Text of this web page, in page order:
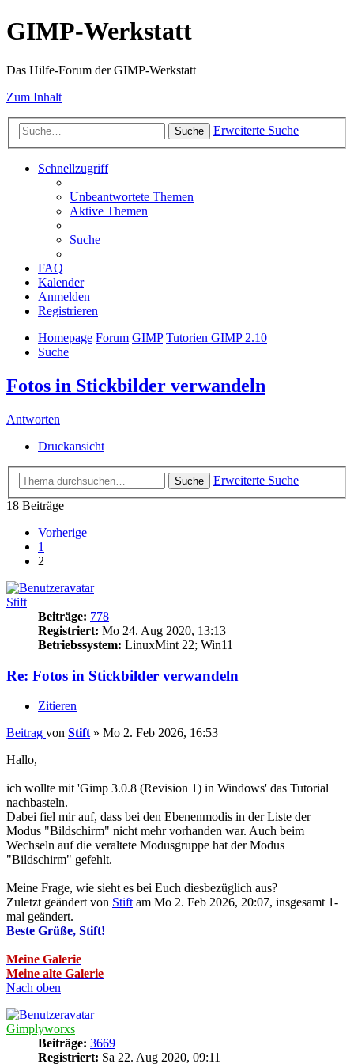
GIMP-Werkstatt
Das Hilfe-Forum der GIMP-Werkstatt
Zum Inhalt
Suche Erweiterte Suche
Schnellzugriff
Unbeantwortete Themen
Aktive Themen
Suche
FAQ
Kalender
Anmelden
Registrieren
Homepage Forum GIMP Tutorien GIMP 2.10
Suche
Fotos in Stickbilder verwandeln
Antworten
Druckansicht
Suche
Erweiterte Suche
18 Beiträge
Vorherige
1
2
Stift
Beiträge: 778
Registriert: Mo 24. Aug 2020, 13:13
Betriebssystem: LinuxMint 22; Win11
Re: Fotos in Stickbilder verwandeln
Zitieren
Beitrag von Stift » Mo 2. Feb 2026, 16:53
Hallo,
ich wollte mit 'Gimp 3.0.8 (Revision 1) in Windows' das Tutorial
nachbasteln.
Dabei fiel mir auf, dass bei den Ebenenmodis in der Liste der
Modus "Bildschirm" nicht mehr vorhanden war. Auch beim
Wechseln auf die veraltete Modusgruppe hat der Modus
"Bildschirm" gefehlt.
Meine Frage, wie sieht es bei Euch diesbezüglich aus?
Zuletzt geändert von Stift am Mo 2. Feb 2026, 20:07, insgesamt 1-
mal geändert.
Beste Grüße, Stift!
Meine Galerie
Meine alte Galerie
Nach oben
Gimplyworxs
Beiträge: 3669
Registriert: Sa 22. Aug 2020, 09:11